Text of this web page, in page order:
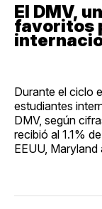
El DMV,
favoritos
Durante el ciclo
estudiantes
DMV, según
recibió al 1.1%
EEUU, Maryland